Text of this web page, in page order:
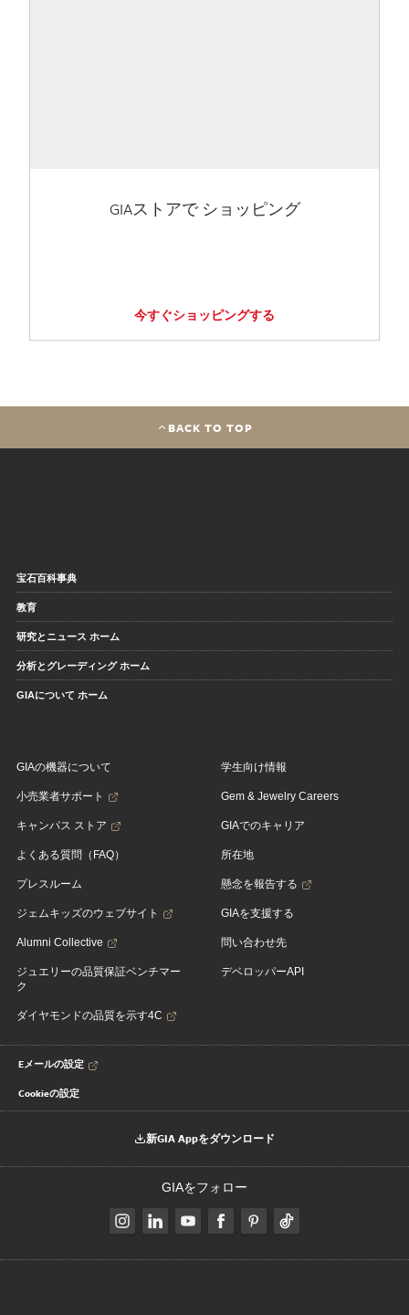
GIAストアで ショッピング
今すぐショッピングする
BACK TO TOP
宝石百科事典
教育
研究とニュース ホーム
分析とグレーディング ホーム
GIAについて ホーム
GIAの機器について
小売業者サポート
キャンパス ストア
よくある質問（FAQ）
プレスルーム
ジェムキッズのウェブサイト
Alumni Collective
ジュエリーの品質保証ベンチマー
ク
ダイヤモンドの品質を示す4C
学生向け情報
Gem & Jewelry Careers
GIAでのキャリア
所在地
懸念を報告する
GIAを支援する
問い合わせ先
デベロッパーAPI
Eメールの設定
Cookieの設定
新GIA Appをダウンロード
GIAをフォロー